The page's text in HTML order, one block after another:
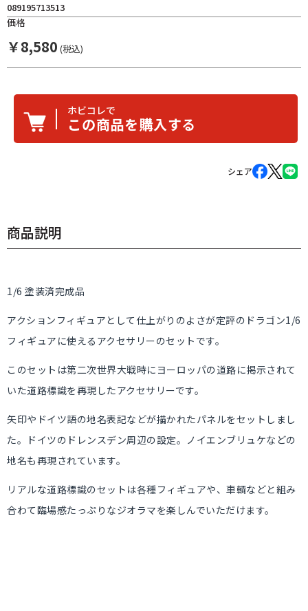
089195713513
価格
￥8,580 (税込)
ホビコレで
この商品を購入する
シェア
商品説明
1/6 塗装済完成品
アクションフィギュアとして仕上がりのよさが定評のドラゴン1/6
フィギュアに使えるアクセサリーのセットです。
このセットは第二次世界大戦時にヨーロッパの道路に掲示されて
いた道路標識を再現したアクセサリーです。
矢印やドイツ語の地名表記などが描かれたパネルをセットしまし
た。ドイツのドレンスデン周辺の設定。ノイエンブリュケなどの
地名も再現されています。
リアルな道路標識のセットは各種フィギュアや、車輌などと組み
合わて臨場感たっぷりなジオラマを楽しんでいただけます。